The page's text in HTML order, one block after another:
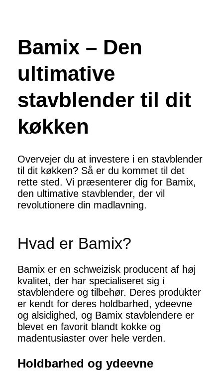
Bamix – Den
ultimative
stavblender til dit
køkken
Overvejer du at investere i en stavblender
til dit køkken? Så er du kommet til det
rette sted. Vi præsenterer dig for Bamix,
den ultimative stavblender, der vil
revolutionere din madlavning.
Hvad er Bamix?
Bamix er en schweizisk producent af høj
kvalitet, der har specialiseret sig i
stavblendere og tilbehør. Deres produkter
er kendt for deres holdbarhed, ydeevne
og alsidighed, og Bamix stavblendere er
blevet en favorit blandt kokke og
madentusiaster over hele verden.
Holdbarhed og ydeevne